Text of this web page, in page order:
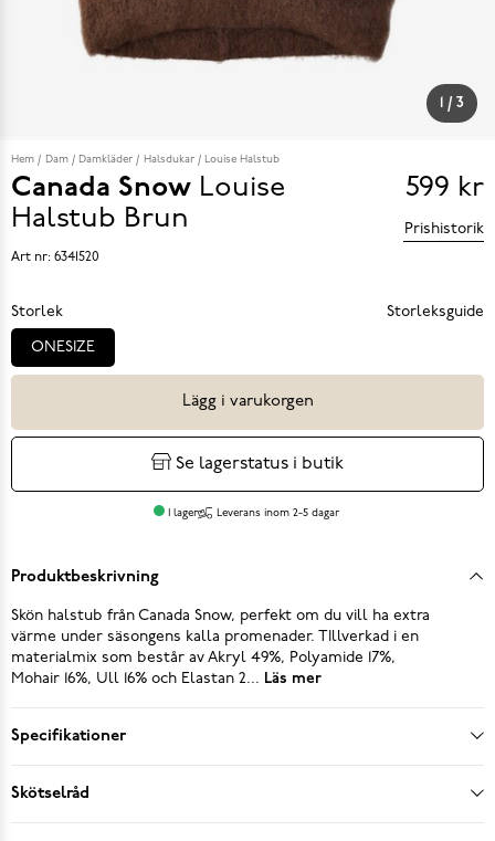
/ 3
Hem Dam Damkläder Halsdukar Louise Halstub
Canada Snow Louise
Halstub Brun
Pris
599 kr
599 kr
Prishistorik
Art nr: 6341520
Storlek Storleksguide
ONESIZE
Lägg i varukorgen
Se lagerstatus i butik
I lager Leverans inom 2-5 dagar
Produktbeskrivning
Skön halstub från Canada Snow, perfekt om du vill ha extra
värme under säsongens kalla promenader. TIllverkad i en
materialmix som består av Akryl 49%, Polyamide 17%,
Mohair 16%, Ull 16% och Elastan 2... Läs mer
Specifikationer
Skötselråd